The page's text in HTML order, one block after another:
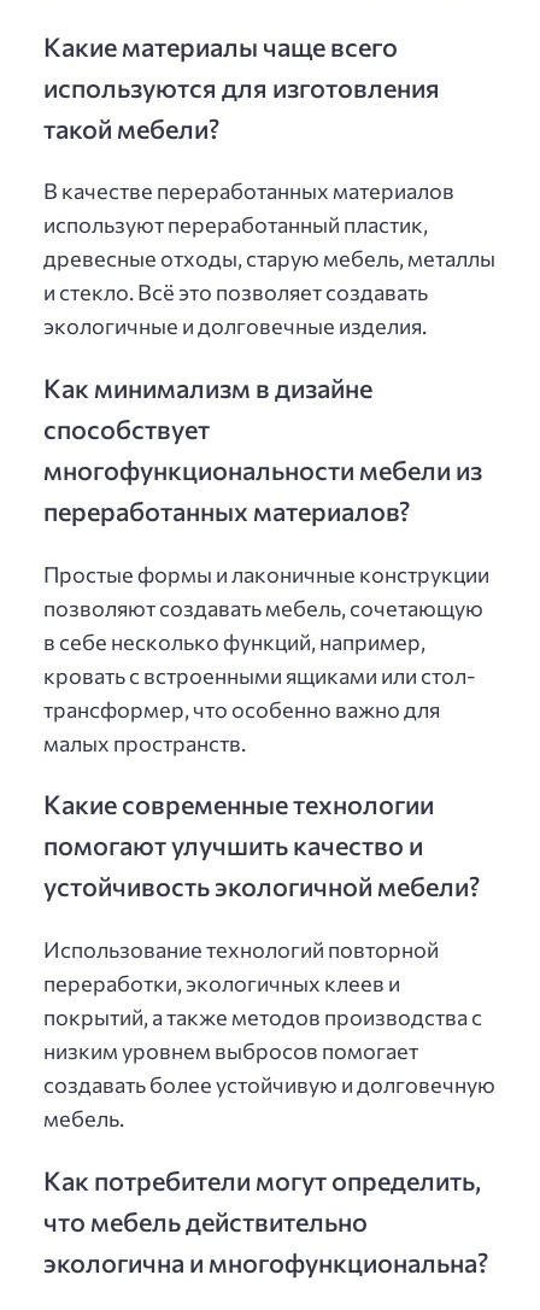
Какие материалы чаще всего
используются для изготовления
такой мебели?
В качестве переработанных материалов
используют переработанный пластик,
древесные отходы, старую мебель, металлы
и стекло. Всё это позволяет создавать
экологичные и долговечные изделия.
Как минимализм в дизайне
способствует
многофункциональности мебели из
переработанных материалов?
Простые формы и лаконичные конструкции
позволяют создавать мебель, сочетающую
в себе несколько функций, например,
кровать с встроенными ящиками или стол-
трансформер, что особенно важно для
малых пространств.
Какие современные технологии
помогают улучшить качество и
устойчивость экологичной мебели?
Использование технологий повторной
переработки, экологичных клеев и
покрытий, а также методов производства с
низким уровнем выбросов помогает
создавать более устойчивую и долговечную
мебель.
Как потребители могут определить,
что мебель действительно
экологична и многофункциональна?